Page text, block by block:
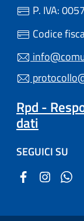
P. IVA:
Codice
Rpd -
dati
SEGUICI SU